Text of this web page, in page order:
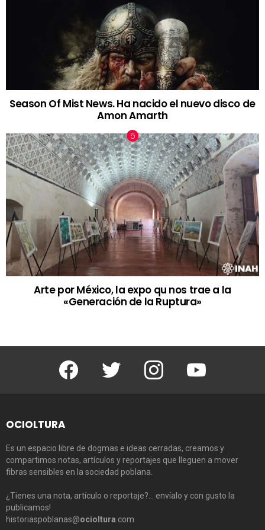
Season Of Mist News. Ha nacido el nuevo disco de
Amon Amarth
Arte por México, la expo qu nos trae a la
«Generación de la Ruptura»
Facebook Twitter Instagram
OCIOLTURA
Es un espacio libre de dogmas e ideas cerradas, creamos y
compartimos notas, artículos y reportajes que lleguen a mover
fibras sensibles en la sociedad poblana.
¿Tienes una nota, artículo o reportaje?… envíalo y con gusto la
publicamos!
historiaspoblanas@ocioltura .com